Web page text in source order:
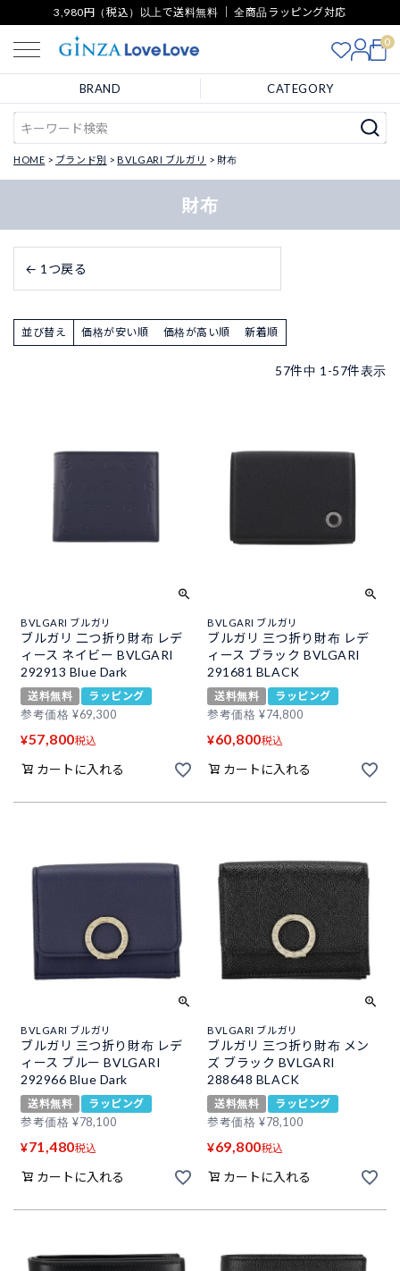
3,980円（税込）以上で送料無料 ｜ 全商品ラッピング対応
0
BRAND CATEGORY
HOME ブランド別 BVLGARI ブルガリ 財布
財布
← 1つ戻る
並び替え 価格が安い順 価格が高い順 新着順
57件中 1 -57件表示
BVLGARI ブルガリ
ブルガリ 二つ折り財布 レデ
ィース ネイビー BVLGARI
292913 Blue Dark
送料無料
ラッピング
参考価格 ¥69,300
¥57,800税込
カートに入れる
BVLGARI ブルガリ
ブルガリ 三つ折り財布 レデ
ィース ブラック BVLGARI
291681 BLACK
送料無料
ラッピング
参考価格 ¥74,800
¥60,800税込
カートに入れる
BVLGARI ブルガリ
ブルガリ 三つ折り財布 レデ
ィース ブルー BVLGARI
292966 Blue Dark
送料無料
ラッピング
参考価格 ¥78,100
¥71,480税込
カートに入れる
BVLGARI ブルガリ
ブルガリ 三つ折り財布 メン
ズ ブラック BVLGARI
288648 BLACK
送料無料
ラッピング
参考価格 ¥78,100
¥69,800税込
カートに入れる